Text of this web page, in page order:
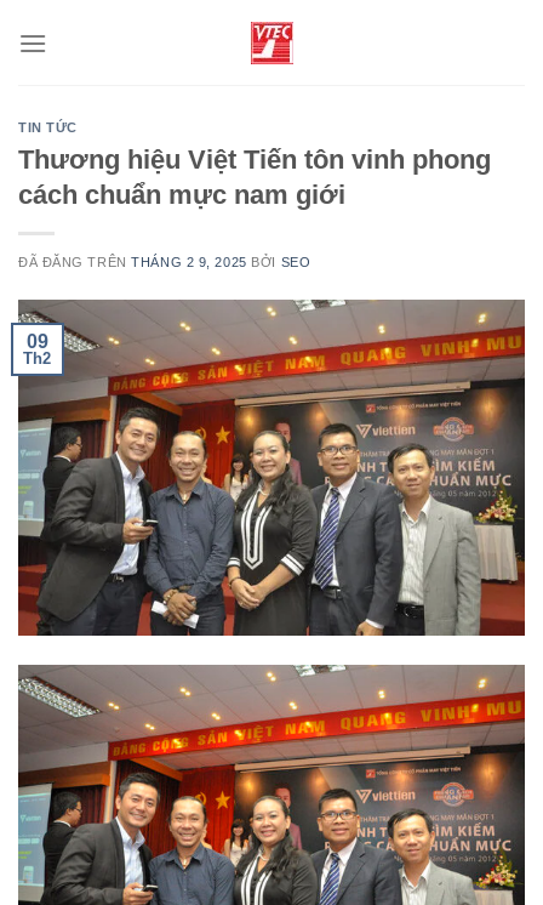
đến
TIN TỨC
Thương hiệu Việt Tiến tôn vinh phong
cách chuẩn mực nam giới
ĐÃ ĐĂNG TRÊNTHÁNG 2 9, 2025 BỞI SEO
09
Th2